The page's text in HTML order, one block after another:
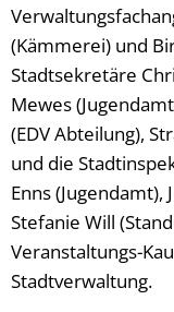
(Kämmerei) und
Stadtsekretäre
Mewes
(EDV Abteilung),
und die
Enns (Jugendamt),
Stefanie Will
Veranstaltungs-
Stadtverwaltung.